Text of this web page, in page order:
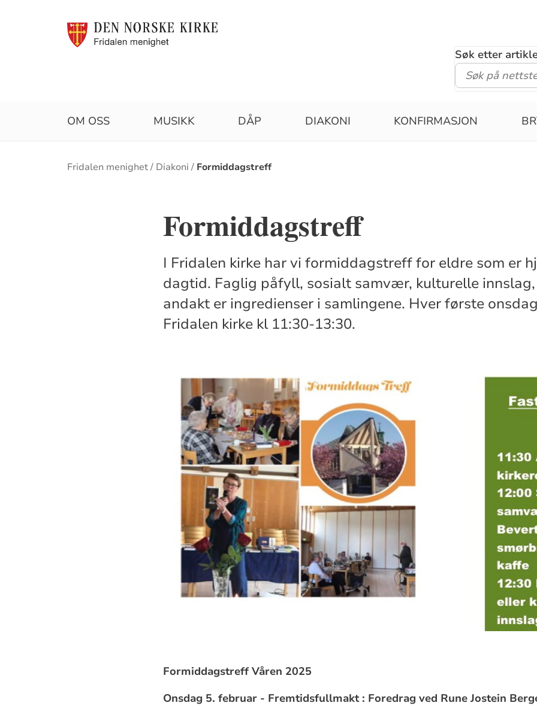
Søk etter
OM OSS MUSIKK DÅP DIAKONI KONFIRMASJON
Brødsmulesti
Fridalen menighet Diakoni Formiddagstreff
Formiddagstreff
I Fridalen kirke har vi formiddagstreff for eldre som er
dagtid. Faglig påfyll, sosialt samvær, kulturelle
andakt er ingredienser i samlingene. Hver første
Fridalen kirke kl 11:30-13:30.
Formiddagstreff Våren 2025
Onsdag 5. februar - Fremtidsfullmakt : Foredrag ved Rune Jostein